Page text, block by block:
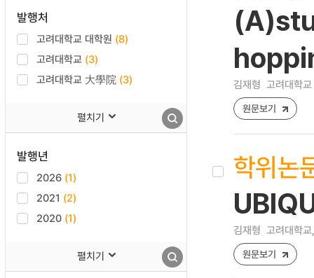
발행처
고려대학교 대학원 (8)
고려대학교 (3)
고려대학교 大學院 (3)
펼치기
발행년
2026 (1)
2021 (2)
2020 (1)
펼치기
김재형 고려대학
원문보기
학위논
김재형 고려대학
원문보기